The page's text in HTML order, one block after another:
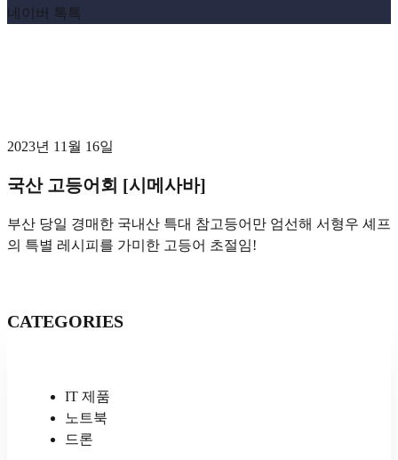
네이버 톡톡
2023년 11월 16일
국산 고등어회 [시메사바]
부산 당일 경매한 국내산 특대 참고등어만 엄선해 서형우 셰프
의 특별 레시피를 가미한 고등어 초절임!
CATEGORIES
IT 제품
노트북
드론